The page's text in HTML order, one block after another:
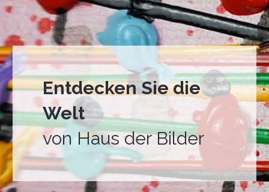
Entdecken Sie die
Welt
von Haus der Bilder